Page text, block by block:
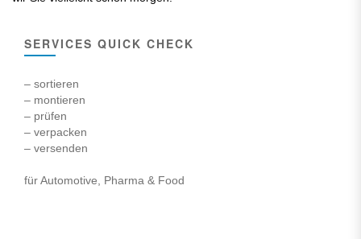
SERVICES QUICK CHECK
– sortieren
– montieren
– prüfen
– verpacken
– versenden
für Automotive, Pharma & Food